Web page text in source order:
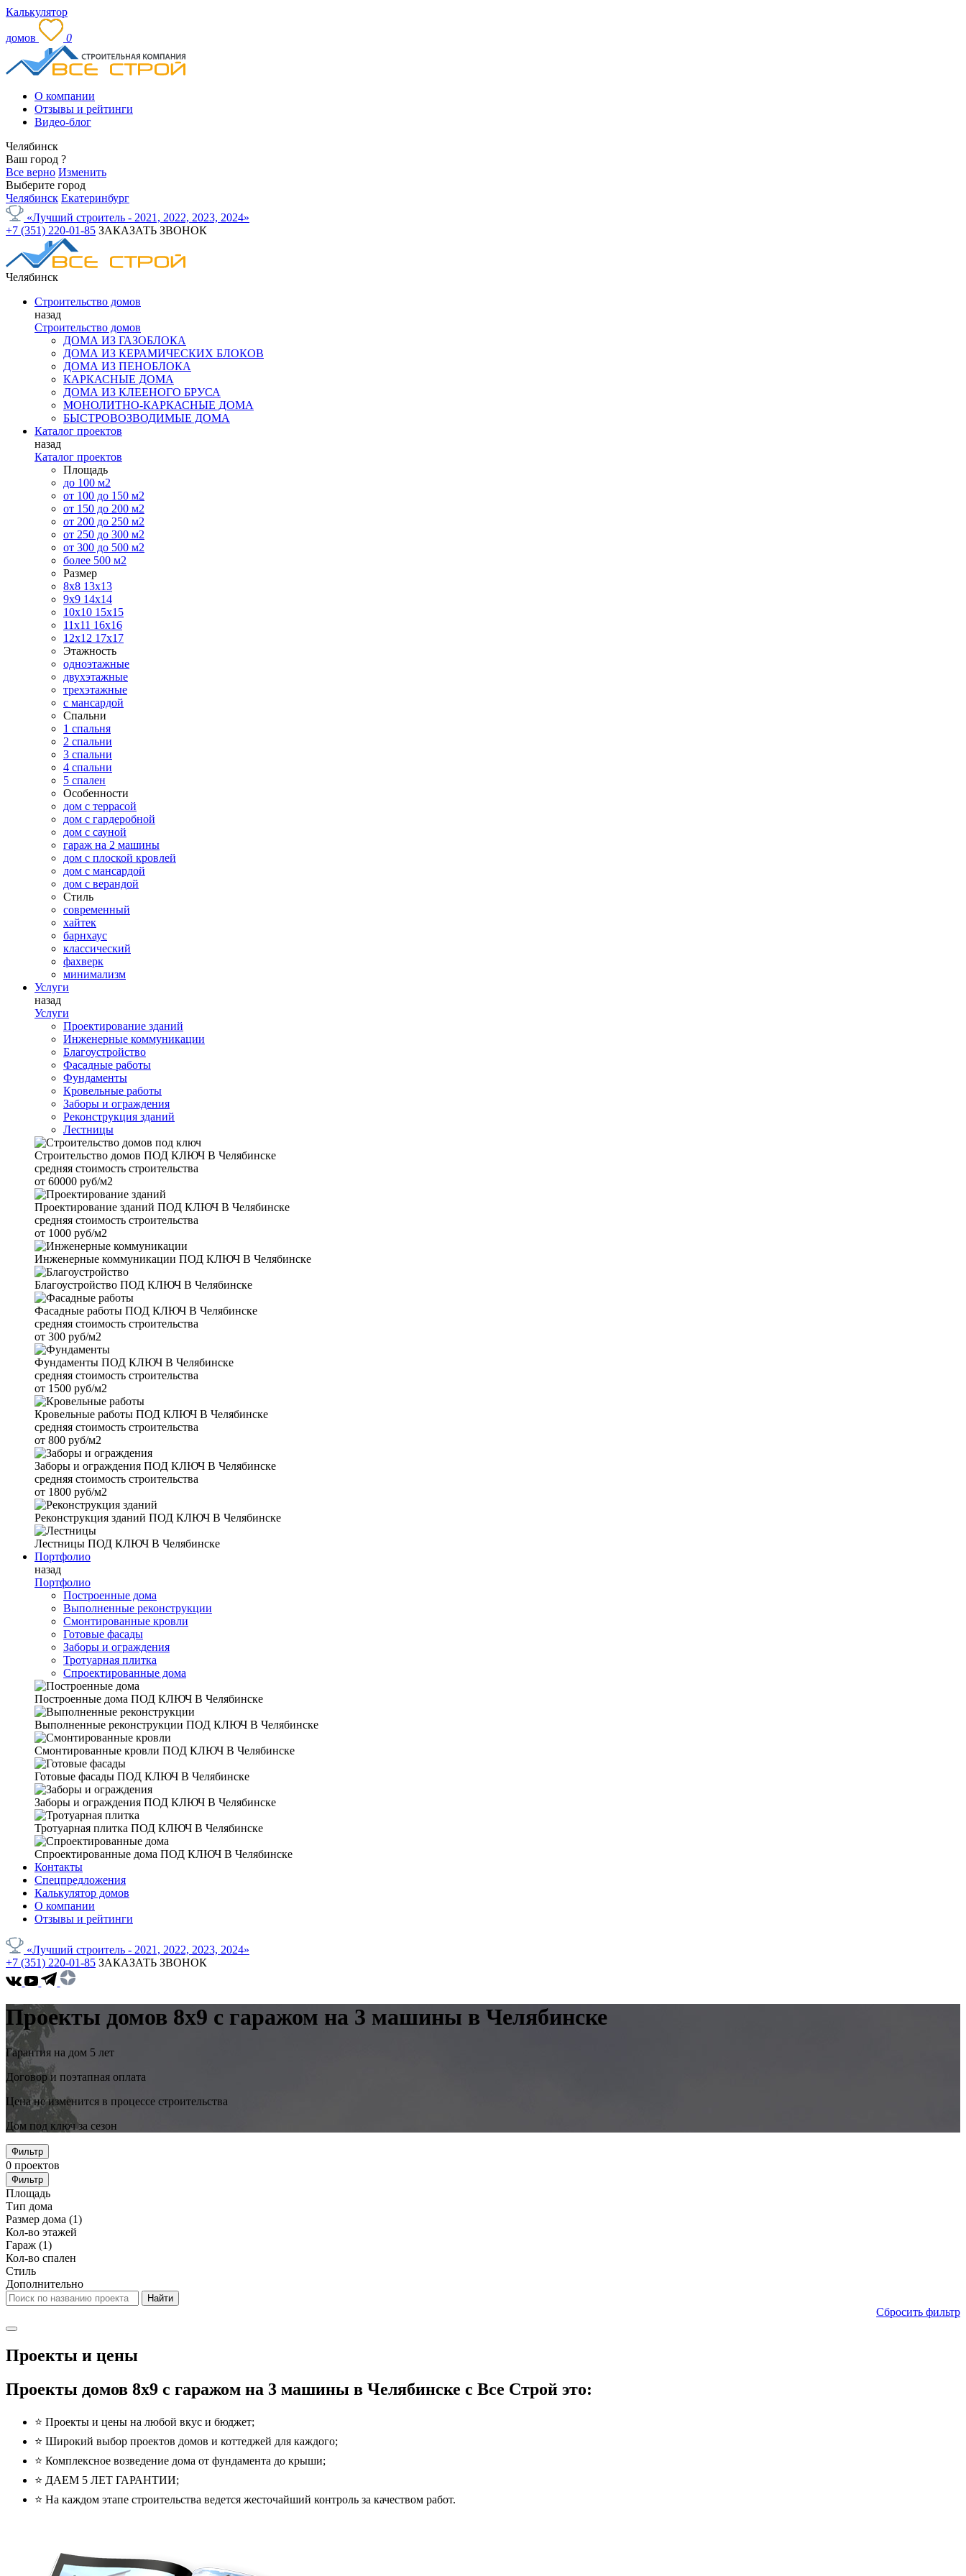
Калькулятор
домов 0
О компании
Отзывы и рейтинги
Видео-блог
Челябинск
Ваш город ?
Все верно Изменить
Выберите город
Челябинск Екатеринбург
«Лучший строитель - 2021, 2022, 2023, 2024»
+7 (351) 220-01-85 ЗАКАЗАТЬ ЗВОНОК
Челябинск
Строительство домов
назад
Строительство домов
ДОМА ИЗ ГАЗОБЛОКА
ДОМА ИЗ КЕРАМИЧЕСКИХ БЛОКОВ
ДОМА ИЗ ПЕНОБЛОКА
КАРКАСНЫЕ ДОМА
ДОМА ИЗ КЛЕЕНОГО БРУСА
МОНОЛИТНО-КАРКАСНЫЕ ДОМА
БЫСТРОВОЗВОДИМЫЕ ДОМА
Каталог проектов
назад
Каталог проектов
Площадь
до 100 м2
от 100 до 150 м2
от 150 до 200 м2
от 200 до 250 м2
от 250 до 300 м2
от 300 до 500 м2
более 500 м2
Размер
8х8 13х13
9х9 14х14
10х10 15х15
11x11 16х16
12х12 17х17
Этажность
одноэтажные
двухэтажные
трехэтажные
с мансардой
Спальни
1 спальня
2 спальни
3 спальни
4 спальни
5 спален
Особенности
дом с террасой
дом с гардеробной
дом с сауной
гараж на 2 машины
дом с плоской кровлей
дом с мансардой
дом с верандой
Стиль
современный
хайтек
барнхаус
классический
фахверк
минимализм
Услуги
назад
Услуги
Проектирование зданий
Инженерные коммуникации
Благоустройство
Фасадные работы
Фундаменты
Кровельные работы
Заборы и ограждения
Реконструкция зданий
Лестницы
Строительство домов ПОД КЛЮЧ В Челябинске
средняя стоимость строительства
от 60000 руб/м2
Проектирование зданий ПОД КЛЮЧ В Челябинске
средняя стоимость строительства
от 1000 руб/м2
Инженерные коммуникации ПОД КЛЮЧ В Челябинске
Благоустройство ПОД КЛЮЧ В Челябинске
Фасадные работы ПОД КЛЮЧ В Челябинске
средняя стоимость строительства
от 300 руб/м2
Фундаменты ПОД КЛЮЧ В Челябинске
средняя стоимость строительства
от 1500 руб/м2
Кровельные работы ПОД КЛЮЧ В Челябинске
средняя стоимость строительства
от 800 руб/м2
Заборы и ограждения ПОД КЛЮЧ В Челябинске
средняя стоимость строительства
от 1800 руб/м2
Реконструкция зданий ПОД КЛЮЧ В Челябинске
Лестницы ПОД КЛЮЧ В Челябинске
Портфолио
назад
Портфолио
Построенные дома
Выполненные реконструкции
Смонтированные кровли
Готовые фасады
Заборы и ограждения
Тротуарная плитка
Спроектированные дома
Построенные дома ПОД КЛЮЧ В Челябинске
Выполненные реконструкции ПОД КЛЮЧ В Челябинске
Смонтированные кровли ПОД КЛЮЧ В Челябинске
Готовые фасады ПОД КЛЮЧ В Челябинске
Заборы и ограждения ПОД КЛЮЧ В Челябинске
Тротуарная плитка ПОД КЛЮЧ В Челябинске
Спроектированные дома ПОД КЛЮЧ В Челябинске
Контакты
Спецпредложения
Калькулятор домов
О компании
Отзывы и рейтинги
«Лучший строитель - 2021, 2022, 2023, 2024»
+7 (351) 220-01-85 ЗАКАЗАТЬ ЗВОНОК
Проекты домов 8x9 с гаражом на 3 машины в Челябинске
Гарантия на дом 5 лет
Договор и поэтапная оплата
Цена не изменится в процессе строительства
Дом под ключ за сезон
Фильтр
0 проектов
Фильтр
Площадь
Тип дома
Размер дома (1)
Кол-во этажей
Гараж (1)
Кол-во спален
Стиль
Дополнительно
Сбросить фильтр
Проекты и цены
Проекты домов 8x9 с гаражом на 3 машины в Челябинске с Все Строй это:
⭐️ Проекты и цены на любой вкус и бюджет;
⭐️ Широкий выбор проектов домов и коттеджей для каждого;
⭐️ Комплексное возведение дома от фундамента до крыши;
⭐️ ДАЕМ 5 ЛЕТ ГАРАНТИИ;
⭐️ На каждом этапе строительства ведется жесточайший контроль за качеством работ.